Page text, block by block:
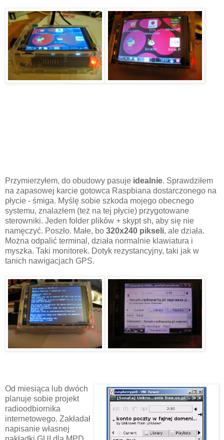
Przymierzyłem, do obudowy pasuje idealnie. Sprawdziłem
na zapasowej karcie gotowca Raspbiana dostarczonego na
płycie - śmiga. Myślę sobie szkoda mojego obecnego
systemu, znalazłem (też na tej płycie) przygotowane
sterowniki. Jeden folder plików + skypt sh, aby się nie
namęczyć. Poszło. Małe, bo 320x240 pikseli, ale działa.
Można odpalić terminal, działa normalnie klawiatura i
myszka. Taki monitorek. Dotyk rezystancyjny, taki jak w
tanich nawigacjach GPS.
Od miesiąca lub dwóch
planuje sobie projekt
radioodbiornika
internetowego. Zakładał
napisanie własnej